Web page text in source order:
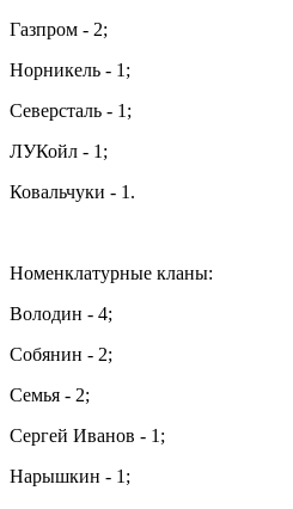
Газпром - 2;
Норникель - 1;
Северсталь - 1;
ЛУКойл - 1;
Ковальчуки - 1.
Номенклатурные кланы:
Володин - 4;
Собянин - 2;
Семья - 2;
Сергей Иванов - 1;
Нарышкин - 1;